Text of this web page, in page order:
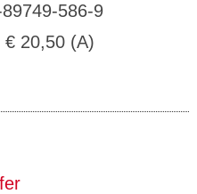
586-9
| € 20,50 (A)